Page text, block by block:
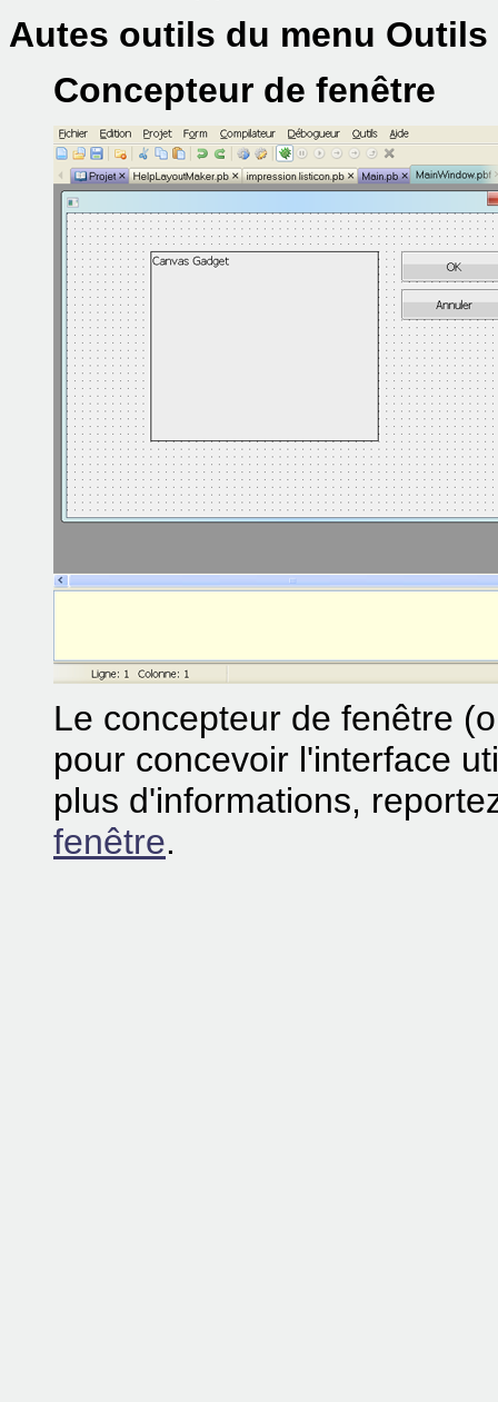
Autes outils du menu Outils
Concepteur de fenêtre
Le concepteur de fenêtre
pour concevoir l'interface
plus d'informations,
fenêtre.